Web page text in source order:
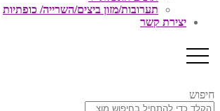
תערובות/מזון ביצים/השרייה/ כופתיות
יצירת קשר
חיפוש